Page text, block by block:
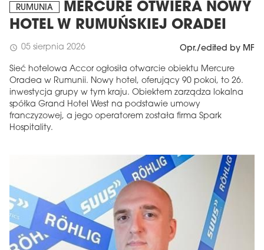
RUMUNIA
MERCURE OTWIERA NOWY
HOTEL W RUMUŃSKIEJ ORADEI
schedule 05 sierpnia 2026 Opr./edited by MF
Sieć hotelowa Accor ogłosiła otwarcie obiektu Mercure
Oradea w Rumunii. Nowy hotel, oferujący 90 pokoi, to 26.
inwestycja grupy w tym kraju. Obiektem zarządza lokalna
spółka Grand Hotel West na podstawie umowy
franczyzowej, a jego operatorem została firma Spark
Hospitality.